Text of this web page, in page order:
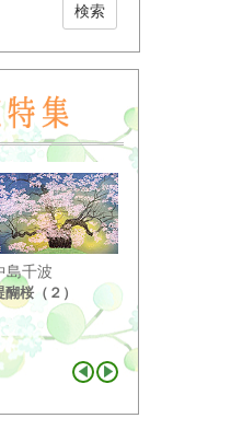
島千波
醐桜（２）
り ...